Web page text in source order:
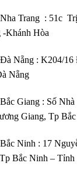
Trang : 51c
-Khánh Hòa
Nẵng : K204/16
Nẵng
Giang : Số
Giang, Tp
Ninh : 17
Bắc Ninh – Tỉnh